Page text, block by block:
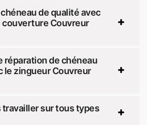
de qualité avec
couverture Couvreur
réparation de chéneau
le zingueur Couvreur
travailler sur tous types